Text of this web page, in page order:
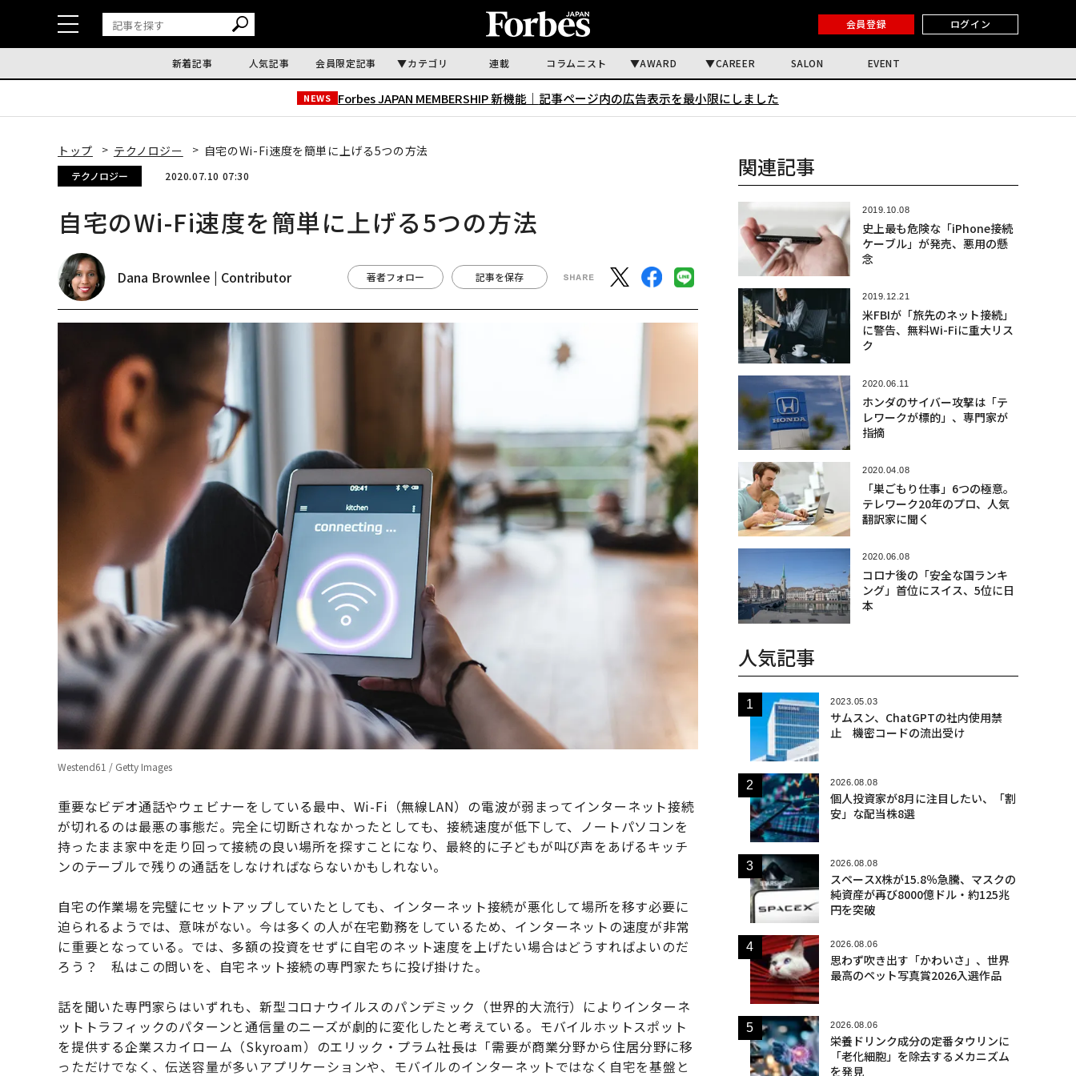
会員登録 ログイン
新着記事 人気記事 会員限定記事 カテゴリ 連載 コラムニスト AWARD CAREER SALON EVENT
NEWS Forbes JAPAN MEMBERSHIP 新機能｜ 記事ページ内の広告表示を最小限にしました
トップ テクノロジー 自宅のWi-Fi速度を簡単に上げる5つの方法
テクノロジー 2020.07.10 07:30
自宅のWi-Fi速度を簡単に上げる5つの方法
Dana Brownlee | Contributor 著者フォロー 記事を保存
Westend61 / Getty Images
重要なビデオ通話やウェビナーをしている最中、Wi-Fi（無線LAN）の電波が弱まってインターネット接続
が切れるのは最悪の事態だ。完全に切断されなかったとしても、接続速度が低下して、ノートパソコンを
持ったまま家中を走り回って接続の良い場所を探すことになり、最終的に子どもが叫び声をあげるキッチ
ンのテーブルで残りの通話をしなければならないかもしれない。
自宅の作業場を完璧にセットアップしていたとしても、インターネット接続が悪化して場所を移す必要に
迫られるようでは、意味がない。今は多くの人が在宅勤務をしているため、インターネットの速度が非常
に重要となっている。では、多額の投資をせずに自宅のネット速度を上げたい場合はどうすればよいのだ
ろう？ 私はこの問いを、自宅ネット接続の専門家たちに投げ掛けた。
話を聞いた専門家らはいずれも、新型コロナウイルスのパンデミック（世界的大流行）によりインターネ
ットトラフィックのパターンと通信量のニーズが劇的に変化したと考えている。モバイルホットスポット
を提供する企業スカイローム（Skyroam）のエリック・プラム社長は「需要が商業分野から住居分野に移
っただけでなく、伝送容量が多いアプリケーションや、モバイルのインターネットではなく自宅を基盤と
関連記事
2019.10.08
史上最も危険な「iPhone接続
ケーブル」が発売、悪用の懸
念
2019.12.21
米FBIが「旅先のネット接続」
に警告、無料Wi-Fiに重大リス
ク
2020.06.11
ホンダのサイバー攻撃は「テ
レワークが標的」、専門家が
指摘
2020.04.08
「巣ごもり仕事」6つの極意。
テレワーク20年のプロ、人気
翻訳家に聞く
2020.06.08
コロナ後の「安全な国ランキ
ング」首位にスイス、5位に日
本
人気記事
2023.05.03
サムスン、ChatGPTの社内使用禁
止 機密コードの流出受け
2026.08.08
個人投資家が8月に注目したい、「割
安」な配当株8選
2026.08.08
スペースX株が15.8％急騰、マスクの
純資産が再び8000億ドル・約125兆
円を突破
2026.08.06
思わず吹き出す「かわいさ」、世界
最高のペット写真賞2026入選作品
2026.08.06
栄養ドリンク成分の定番タウリンに
「老化細胞」を除去するメカニズム
を発見